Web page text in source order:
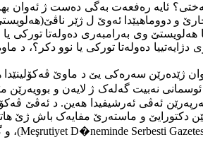
ئایە رەفعەت بەگی دەست ژ ئەوان
بەگی ژ بزاڤا سەربەخو یا تورکی یا نوو ١٩١٩-١٩٢٢، هەروەسا
دەولەتا تورکی یا نوو دکر؟، د
ژێدەرێن سەرەکی یێ د ماوێ ڤەکۆلینێدا
نەبیت گەلەک ژ لایەن و
ئەڤی ئەرشیفیدا هەین. د ئەڤێ
دکتورایێ و ماستەرێ مفایەک باش ژێ
Meşrutiyet D�neminde Serbesti)، و